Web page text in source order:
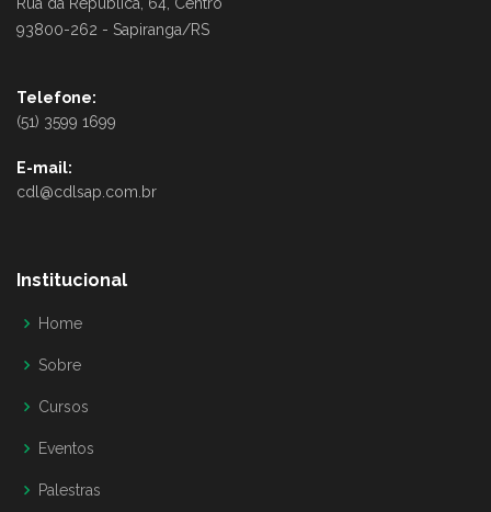
93800-262 - Sapiranga/RS
Telefone:
(51) 3599 1699
E-mail:
cdl@cdlsap.com.br
Institucional
Home
Sobre
Cursos
Eventos
Palestras